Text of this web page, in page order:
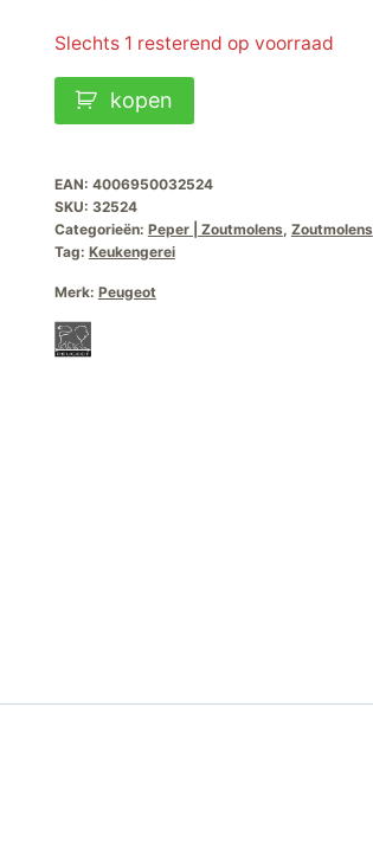
€89,90.
is:
Slechts 1 resterend op voorraad
Zoutmolen
Paris
U-
select-
30cm
aantal
kopen
EAN: 4006950032524
SKU: 32524
Categorieën: Peper | Zoutmolens, Zoutmolens
Tag: Keukengerei
Merk: Peugeot